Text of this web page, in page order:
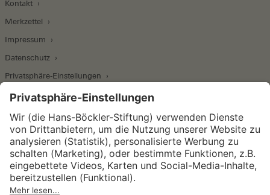
Kontakt
Merkzettel
Impressum
Datenschutz
Privatsphäre-Einstellungen
Wirtschafts- und Sozialwissenschaftliches Institut
Institut für Makroökonomie und
Konjunkturforschung